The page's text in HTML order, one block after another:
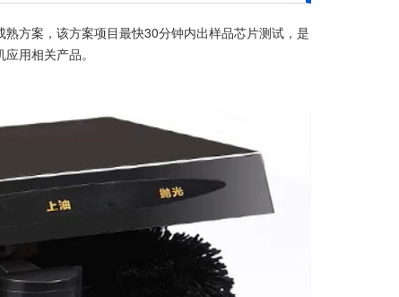
方案，该方案项目最快30分钟内出样品芯片测试，是
用相关产品。